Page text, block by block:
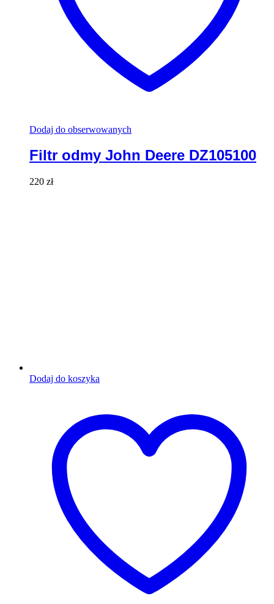
Dodaj do obserwowanych
Filtr odmy John Deere DZ105100
220 zł
Dodaj do koszyka